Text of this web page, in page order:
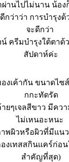
ผ่านไปไม่นาน น้อ
กว่าว่า การบำรุง
จะดีกว่า
ครีมบำรุงใต้ตาด้ว
สัปดาห์ค่ะ
องเค้ากัน ขนาดไ
กกะทัดรัด
ยๆเจลสีขาว มีควา
ไม่เหนอะหนะ
พผิวหรือผิวที่มีแน
งเทสสกินแคร์ก่อ
สำคัญที่สุด)